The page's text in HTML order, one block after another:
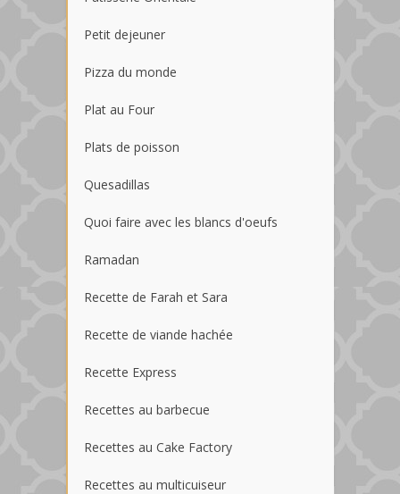
Petit dejeuner
Pizza du monde
Plat au Four
Plats de poisson
Quesadillas
Quoi faire avec les blancs d'oeufs
Ramadan
Recette de Farah et Sara
Recette de viande hachée
Recette Express
Recettes au barbecue
Recettes au Cake Factory
Recettes au multicuiseur